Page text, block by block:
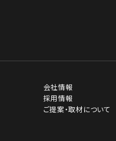
会社情報
採用情報
ご提案・取材について